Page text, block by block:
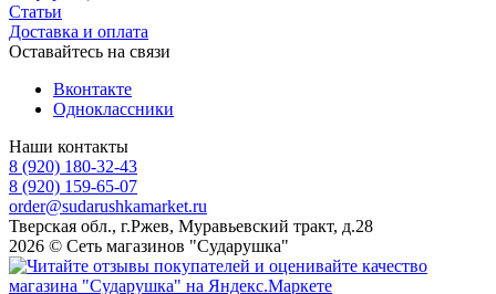
Статьи
Доставка и оплата
Оставайтесь на связи
Вконтакте
Одноклассники
Наши контакты
8 (920) 180-32-43
8 (920) 159-65-07
order@sudarushkamarket.ru
Тверская обл., г.Ржев, Муравьевский тракт, д.28
2026 © Сеть магазинов "Сударушка"